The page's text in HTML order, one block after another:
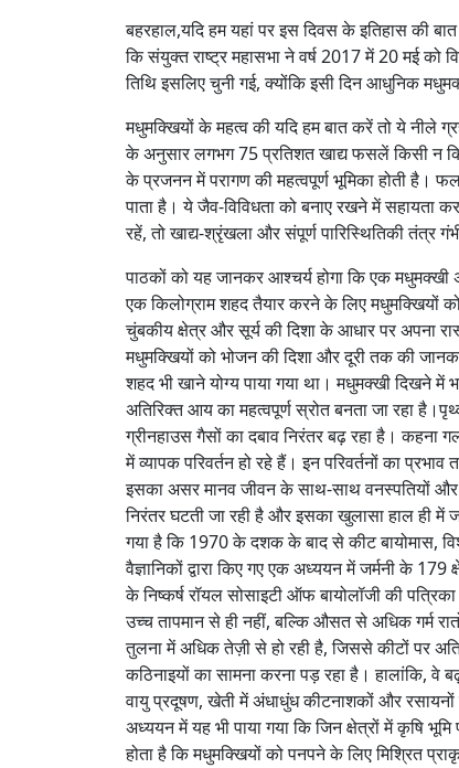
बहरहाल,यदि हम यहां पर इस दिवस के इतिहास की
कि संयुक्त राष्ट्र महासभा ने वर्ष 2017 में 20 मई को
तिथि इसलिए चुनी गई, क्योंकि इसी दिन आधुनिक
मधुमक्खियों के महत्व की यदि हम बात करें तो ये नीले
के अनुसार लगभग 75 प्रतिशत खाद्य फसलें किसी न
के प्रजनन में परागण की महत्वपूर्ण भूमिका होती है।
पाता है। ये जैव-विविधता को बनाए रखने में सहायता
रहें, तो खाद्य-श्रृंखला और संपूर्ण पारिस्थितिकी तंत्र
पाठकों को यह जानकर आश्चर्य होगा कि एक
एक किलोग्राम शहद तैयार करने के लिए मधुमक्खियों
चुंबकीय क्षेत्र और सूर्य की दिशा के आधार पर अपना
मधुमक्खियों को भोजन की दिशा और दूरी तक की
शहद भी खाने योग्य पाया गया था। मधुमक्खी दिखने
अतिरिक्त आय का महत्वपूर्ण स्रोत बनता जा रहा
ग्रीनहाउस गैसों का दबाव निरंतर बढ़ रहा है। कहना
में व्यापक परिवर्तन हो रहे हैं। इन परिवर्तनों का
इसका असर मानव जीवन के साथ-साथ वनस्पतियों
निरंतर घटती जा रही है और इसका खुलासा हाल ही में
गया है कि 1970 के दशक के बाद से कीट बायोमास,
वैज्ञानिकों द्वारा किए गए एक अध्ययन में जर्मनी के
के निष्कर्ष रॉयल सोसाइटी ऑफ बायोलॉजी की
उच्च तापमान से ही नहीं, बल्कि औसत से अधिक गर्म
तुलना में अधिक तेज़ी से हो रही है, जिससे कीटों पर
कठिनाइयों का सामना करना पड़ रहा है। हालांकि, वे
वायु प्रदूषण, खेती में अंधाधुंध कीटनाशकों और
अध्ययन में यह भी पाया गया कि जिन क्षेत्रों में कृषि
होता है कि मधुमक्खियों को पनपने के लिए मिश्रित